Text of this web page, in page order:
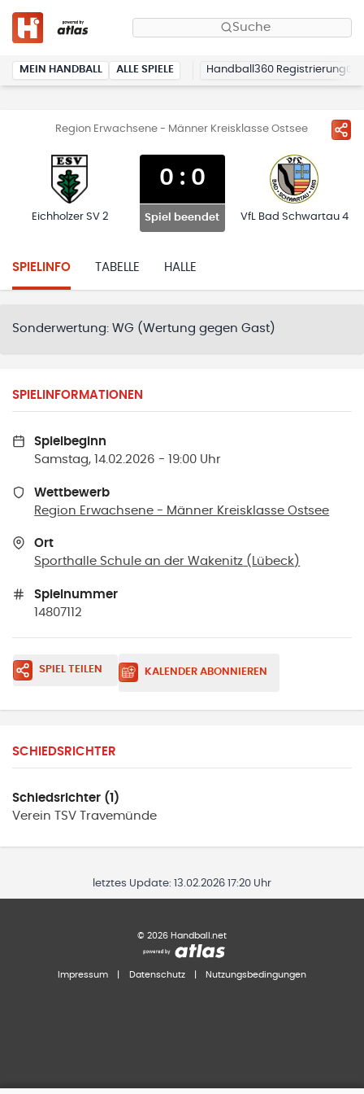
Suche
MEIN HANDBALL ALLE SPIELE Handball360 Registrierung
Region Erwachsene - Männer Kreisklasse Ostsee
Eichholzer SV 2
0 : 0
Spiel beendet VfL Bad Schwartau 4
SPIELINFO TABELLE HALLE
Sonderwertung: WG (Wertung gegen Gast)
SPIELINFORMATIONEN
Spielbeginn
Samstag, 14.02.2026 - 19:00 Uhr
Wettbewerb
Region Erwachsene - Männer Kreisklasse Ostsee
Ort
Sporthalle Schule an der Wakenitz ( Lübeck)
Spielnummer
14807112
SPIEL TEILEN KALENDER ABONNIEREN
SCHIEDSRICHTER
Schiedsrichter (1)
Verein
TSV Travemünde
letztes Update: 13.02.2026 17:20 Uhr
© 2026 Handball.net
Impressum Datenschutz Nutzungsbedingungen